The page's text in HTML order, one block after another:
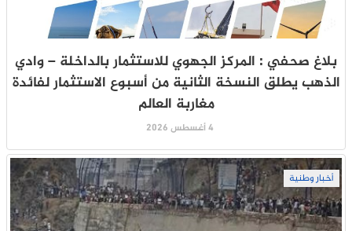
بلاغ صحفي : المركز الجهوي للاستثمار بالداخلة – وادي
الذهب يطلق النسخة الثانية من أسبوع الاستثمار لفائدة
مغاربة العالم
4 أغسطس 2026
أخبار وطنية